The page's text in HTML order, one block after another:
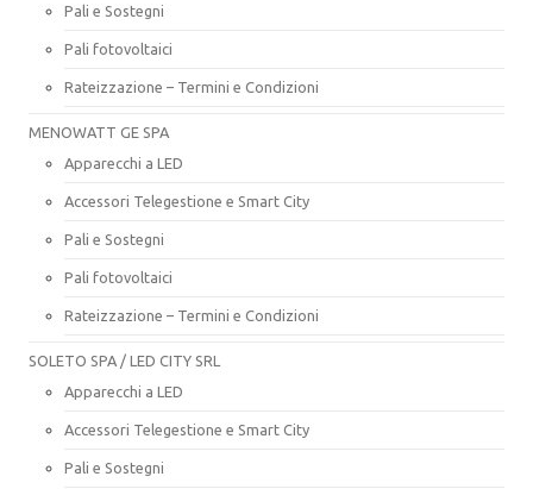
Pali e Sostegni
Pali fotovoltaici
Rateizzazione – Termini e Condizioni
MENOWATT GE SPA
Apparecchi a LED
Accessori Telegestione e Smart City
Pali e Sostegni
Pali fotovoltaici
Rateizzazione – Termini e Condizioni
SOLETO SPA / LED CITY SRL
Apparecchi a LED
Accessori Telegestione e Smart City
Pali e Sostegni